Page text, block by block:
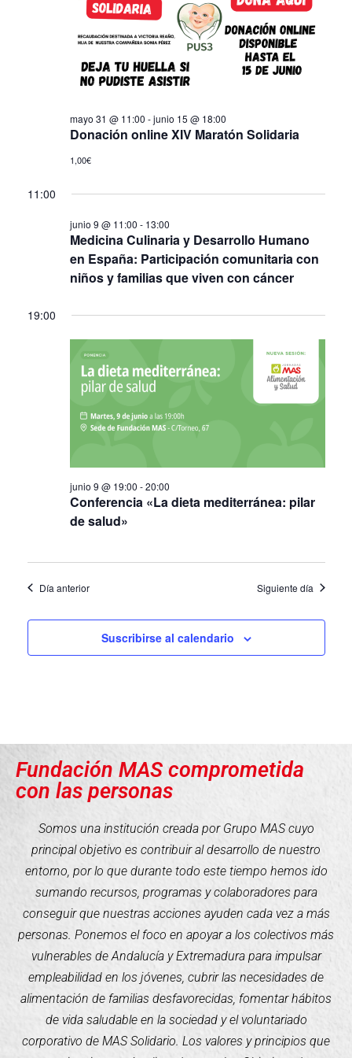
Donación online XIV Maratón Solidaria
mayo 31 @ 11:00 -junio 15 @ 18:00
1,00€
11:00
Medicina Culinaria y Desarrollo Humano
en España: Participación comunitaria con
niños y familias que viven con cáncer
junio 9 @ 11:00 - 13:00
19:00
Conferencia «La dieta mediterránea: pilar
de salud»
junio 9 @ 19:00 -20:00
Día anterior Siguiente día
Suscribirse al calendario
Fundación MAS comprometida
con las personas
Somos una institución creada por Grupo MAS cuyo
principal objetivo es contribuir al desarrollo de nuestro
entorno, por lo que durante todo este tiempo hemos ido
sumando recursos, programas y colaboradores para
conseguir que nuestras acciones ayuden cada vez a más
personas. Ponemos el foco en apoyar a los colectivos más
vulnerables de Andalucía y Extremadura para impulsar
empleabilidad en los jóvenes, cubrir las necesidades de
alimentación de familias desfavorecidas, fomentar hábitos
de vida saludable en la sociedad y el voluntariado
corporativo de MAS Solidario. Los valores y principios que